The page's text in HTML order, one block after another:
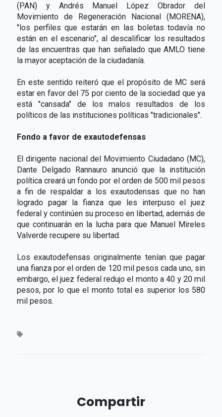
(PAN) y Andrés Manuel López Obrador del
Movimiento de Regeneración Nacional (MORENA),
"los perfiles que estarán en las boletas todavía no
están en el escenario", al descalificar los resultados
de las encuentras que han señalado que AMLO tiene
la mayor aceptación de la ciudadanía.
En este sentido reiteró que el propósito de MC será
estar en favor del 75 por ciento de la sociedad que ya
está "cansada" de los malos resultados de los
políticos de las instituciones políticas "tradicionales".
Fondo a favor de exautodefensas
El dirigente nacional del Movimiento Ciudadano (MC),
Dante Delgado Rannauro anunció que la institución
política creará un fondo por el orden de 500 mil pesos
a fin de respaldar a los exautodensas que no han
logrado pagar la fianza que les interpuso el juez
federal y continúen su proceso en libertad, además de
que continuarán en la lucha para que Manuel Mireles
Valverde recupere su libertad.
Los exautodefensas originalmente tenían que pagar
una fianza por el orden de 120 mil pesos cada uno, sin
embargo, el juez federal redujo el monto a 40 y 20 mil
pesos, por lo que el monto total es superior los 580
mil pesos.
Compartir